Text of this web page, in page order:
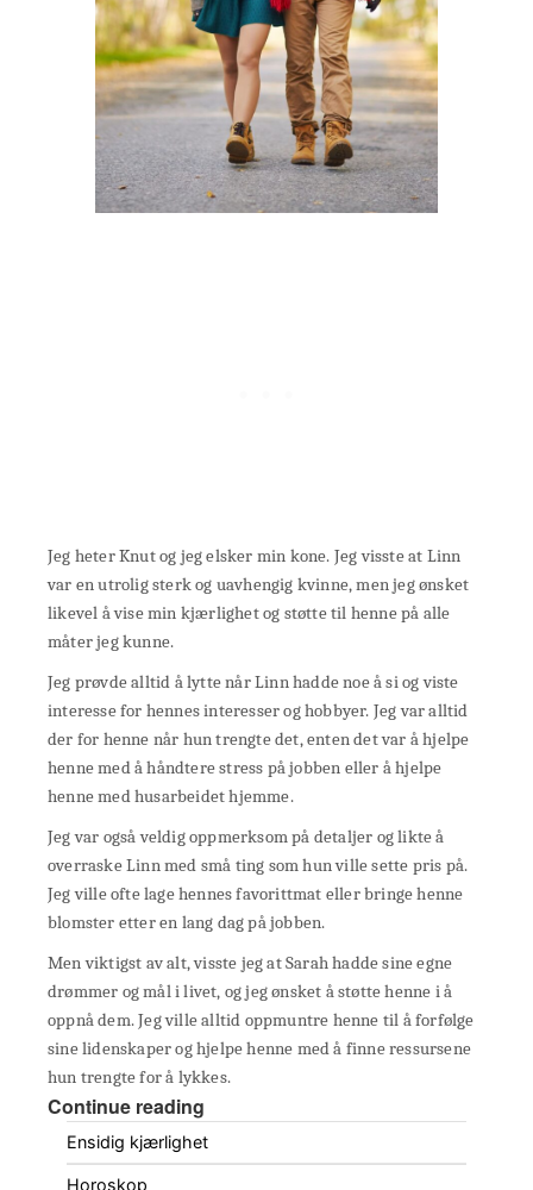
Jeg heter Knut og jeg elsker min kone. Jeg visste at Linn
var en utrolig sterk og uavhengig kvinne, men jeg ønsket
likevel å vise min kjærlighet og støtte til henne på alle
måter jeg kunne.
Jeg prøvde alltid å lytte når Linn hadde noe å si og viste
interesse for hennes interesser og hobbyer. Jeg var alltid
der for henne når hun trengte det, enten det var å hjelpe
henne med å håndtere stress på jobben eller å hjelpe
henne med husarbeidet hjemme.
Jeg var også veldig oppmerksom på detaljer og likte å
overraske Linn med små ting som hun ville sette pris på.
Jeg ville ofte lage hennes favorittmat eller bringe henne
blomster etter en lang dag på jobben.
Men viktigst av alt, visste jeg at Sarah hadde sine egne
drømmer og mål i livet, og jeg ønsket å støtte henne i å
oppnå dem. Jeg ville alltid oppmuntre henne til å forfølge
sine lidenskaper og hjelpe henne med å finne ressursene
hun trengte for å lykkes.
Continue reading
Ensidig kjærlighet
Horoskop